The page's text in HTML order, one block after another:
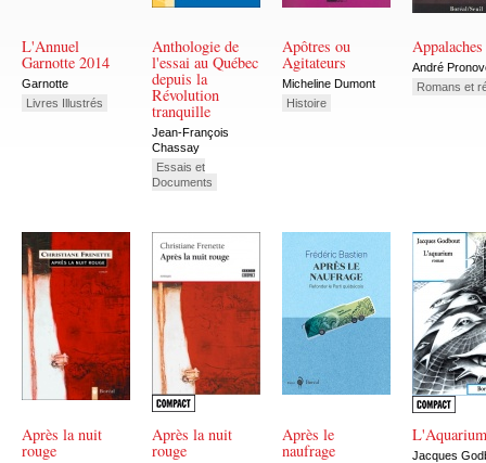
L'Annuel
Garnotte 2014
Garnotte
Livres Illustrés
Anthologie de
l'essai au Québec
depuis la
Révolution
tranquille
Jean-François
Chassay
Essais et
Documents
Apôtres ou
Agitateurs
Micheline Dumont
Histoire
Appalaches
André
Romans et
Après la nuit
rouge
Après la nuit
rouge
Après le
naufrage
L'Aquarium
Jacques